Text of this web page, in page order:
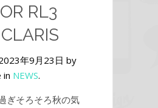
RL3
年9月23日 by
in NEWS.
ぎそろそろ秋の気